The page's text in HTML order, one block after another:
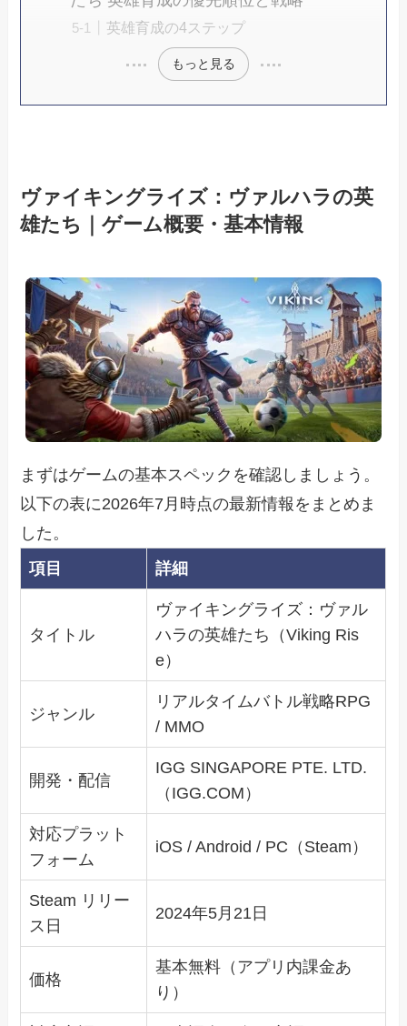
英雄育成の4ステップ
もっと見る
ヴァイキングライズ：ヴァルハラの英
雄たち｜ゲーム概要・基本情報
まずはゲームの基本スペックを確認しましょう。
以下の表に2026年7月時点の最新情報をまとめま
した。
項目
詳細
タイトル
ヴァイキングライズ：ヴァル
ハラの英雄たち（Viking Ris
e）
ジャンル
リアルタイムバトル戦略RPG
/ MMO
開発・配信
IGG SINGAPORE PTE. LTD.
（IGG.COM）
対応プラット
フォーム
iOS / Android / PC（Steam）
Steam リリー
ス日
2024年5月21日
価格
基本無料（アプリ内課金あ
り）